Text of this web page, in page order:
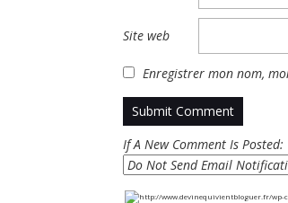
Site web
Enregistrer mon nom,
If A New Comment Is Posted: